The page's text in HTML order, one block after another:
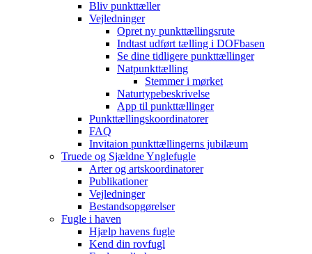
Bliv punkttæller
Vejledninger
Opret ny punkttællingsrute
Indtast udført tælling i DOFbasen
Se dine tidligere punkttællinger
Natpunkttælling
Stemmer i mørket
Naturtypebeskrivelse
App til punkttællinger
Punkttællingskoordinatorer
FAQ
Invitaion punkttællingerns jubilæum
Truede og Sjældne Ynglefugle
Arter og artskoordinatorer
Publikationer
Vejledninger
Bestandsopgørelser
Fugle i haven
Hjælp havens fugle
Kend din rovfugl